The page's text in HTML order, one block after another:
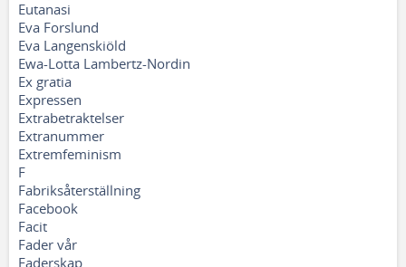
Eutanasi
Eva Forslund
Eva Langenskiöld
Ewa-Lotta Lambertz-Nordin
Ex gratia
Expressen
Extrabetraktelser
Extranummer
Extremfeminism
F
Fabriksåterställning
Facebook
Facit
Fader vår
Faderskap